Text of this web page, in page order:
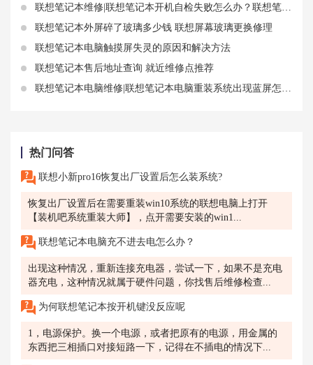
联想笔记本维修|联想笔记本开机自检失败怎么办？联想笔记本开机就关机教你一招轻松解决
联想笔记本外屏碎了玻璃多少钱 联想屏幕玻璃更换修理
联想笔记本电脑触摸屏失灵的原因和解决方法
联想笔记本售后地址查询 就近维修点推荐
联想笔记本电脑维修|联想笔记本电脑重装系统出现蓝屏怎么回事
热门问答
联想小新pro16恢复出厂设置后怎么装系统?
恢复出厂设置后在需要重装win10系统的联想电脑上打开
【装机吧系统重装大师】，点开需要安装的win1...
联想笔记本电脑充不进去电怎么办？
出现这种情况，重新连接充电器，尝试一下，如果不是充电
器充电，这种情况就属于硬件问题，你找售后维修检查...
为何联想笔记本按开机键没反应呢
1，电源保护。换一个电源，或者把原有的电源，用金属的
东西把三相插口对接短路一下，记得在不插电的情况下...